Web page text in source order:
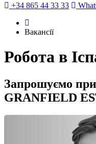
+34 865 44 33 33
Вакансії
Робота в
Запрошуємо
GRANFIELD